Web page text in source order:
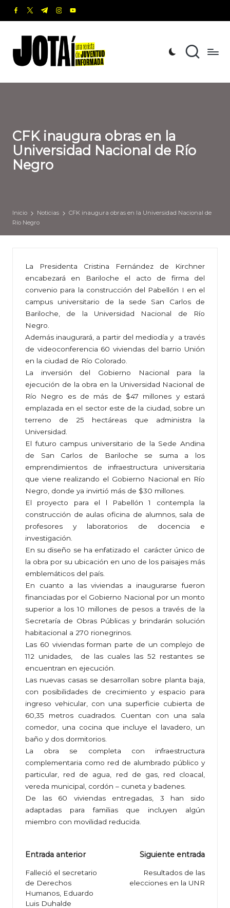
Saltar
contenido
facebook.com
twitter.com
t.me instagram.com
youtube.com
o
t
revista
de
Informada
CFK inaugura obras en la
Universidad Nacional de Río
Negro
Inicio Noticias
CFK inaugura obras en la Universidad Nacional de
Río Negro
La Presidenta Cristina Fernández de Kirchner
encabezará en Bariloche el acto de firma del
convenio para la construcción del Pabellón I en el
campus universitario de la sede San Carlos de
Bariloche, de la Universidad Nacional de Río
Negro.
Además inaugurará, a partir del mediodía y a través
de videoconferencia 60 viviendas del barrio Unión
en la ciudad de Río Colorado.
La inversión del Gobierno Nacional para la
ejecución de la obra en la Universidad Nacional de
Río Negro es de más de $47 millones y estará
emplazada en el sector este de la ciudad, sobre un
terreno de 25 hectáreas que administra la
Universidad.
El futuro campus universitario de la Sede Andina
de San Carlos de Bariloche se suma a los
emprendimientos de infraestructura universitaria
que viene realizando el Gobierno Nacional en Río
Negro, donde ya invirtió más de $30 millones.
El proyecto para el l Pabellón 1 contempla la
construcción de aulas oficina de alumnos, sala de
profesores y laboratorios de docencia e
investigación.
En su diseño se ha enfatizado el carácter único de
la obra por su ubicación en uno de los paisajes más
emblemáticos del país.
En cuanto a las viviendas a inaugurarse fueron
financiadas por el Gobierno Nacional por un monto
superior a los 10 millones de pesos a través de la
Secretaría de Obras Públicas y brindarán solución
habitacional a 270 rionegrinos.
Las 60 viviendas forman parte de un complejo de
112 unidades, de las cuales las 52 restantes se
encuentran en ejecución.
Las nuevas casas se desarrollan sobre planta baja,
con posibilidades de crecimiento y espacio para
ingreso vehicular, con una superficie cubierta de
60,35 metros cuadrados. Cuentan con una sala
comedor, una cocina que incluye el lavadero, un
baño y dos dormitorios.
La obra se completa con infraestructura
complementaria como red de alumbrado público y
particular, red de agua, red de gas, red cloacal,
vereda municipal, cordón – cuneta y badenes.
De las 60 viviendas entregadas, 3 han sido
adaptadas para familias que incluyen algún
miembro con movilidad reducida.
Navegación
de
entradas
Entrada anterior
Falleció el secretario
de Derechos
Humanos, Eduardo
Luis Duhalde
Siguiente entrada
Resultados de las
elecciones en la UNR